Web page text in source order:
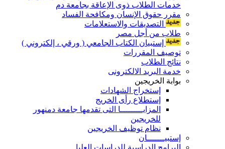
خدمات الطلاب ذوى الإعاقة بجامعة دم
مقرر حقوق الإنسان ومكافحة الفساد
التصديقات والاستعلامات
طلاب من أجل مصر
إستبيان الكتاب الجامعي ( ورقي ، إلكتروني )
توصيف المقررات
نتائج الطلاب
خدمة البريد الالكترونى
بوابة الخريجين
إستخراج الشهادات
إستطلاع رأى الخريج
المزايـــــــــا التى تقدمها جامعة دمنهور
للخريجين
نظام توظيف الخريجين
إستبيـــــــان
البرامج الدراسية للدراسات العليا